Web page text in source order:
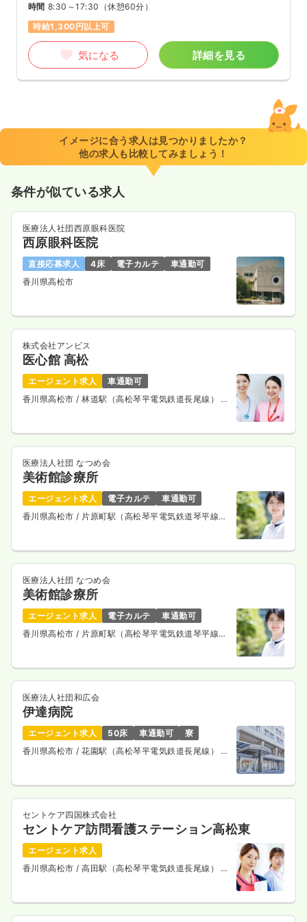
時間 8:30～17:30 （休憩60分）
時給1,300円以上可
気になる 詳細を見る
イメージに合う求人は見つかりましたか？
他の求人も比較してみましょう！
条件が似ている求人
医療法人社団西原眼科医院
西原眼科医院
直接応募求人 4床 電子カルテ
車通勤可
香川県高松市
株式会社アンビス
医心館 高松
エージェント求人
車通勤可
香川県高松市 / 林道駅（高松琴平電気鉄道長尾線） 徒
医療法人社団 なつめ会
美術館診療所
エージェント求人 電子カルテ
車通勤可
香川県高松市 / 片原町駅（高松琴平電気鉄道琴平線）
医療法人社団 なつめ会
美術館診療所
エージェント求人 電子カルテ
車通勤可
香川県高松市 / 片原町駅（高松琴平電気鉄道琴平線）
医療法人社団和広会
伊達病院
エージェント求人 50床 車通勤可
寮
香川県高松市 / 花園駅（高松琴平電気鉄道長尾線） 徒
セントケア四国株式会社
セントケア訪問看護ステーション高松東
エージェント求人
香川県高松市 / 高田駅（高松琴平電気鉄道長尾線） 徒